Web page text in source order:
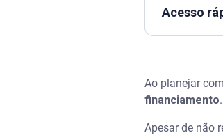
Acesso
Assista |
Por que é
Ao planejar
financiamento.
Apesar de não